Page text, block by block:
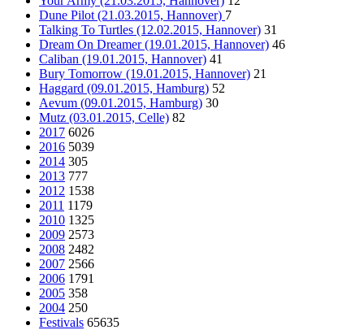
Dune Pilot (21.03.2015, Hannover) 7
Talking To Turtles (12.02.2015, Hannover) 31
Dream On Dreamer (19.01.2015, Hannover) 46
Caliban (19.01.2015, Hannover) 41
Bury Tomorrow (19.01.2015, Hannover) 21
Haggard (09.01.2015, Hamburg) 52
Aevum (09.01.2015, Hamburg) 30
Mutz (03.01.2015, Celle) 82
2017 6026
2016 5039
2014 305
2013 777
2012 1538
2011 1179
2010 1325
2009 2573
2008 2482
2007 2566
2006 1791
2005 358
2004 250
Festivals 65635